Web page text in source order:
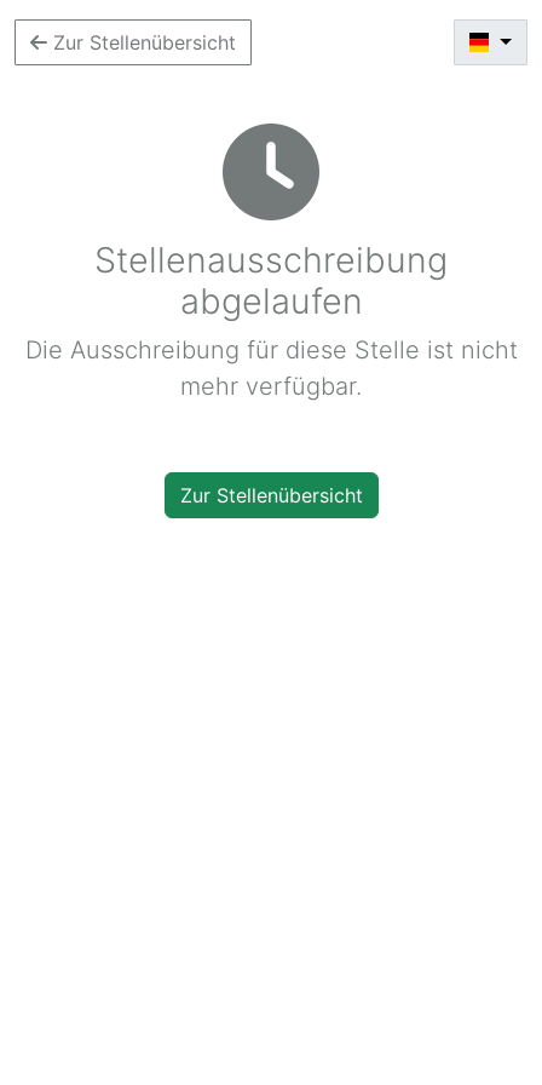
Zur Stellenübersicht
Stellenausschreibung
abgelaufen
Die Ausschreibung für diese Stelle ist nicht
mehr verfügbar.
Zur Stellenübersicht